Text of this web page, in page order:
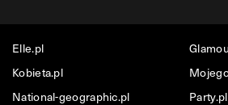
Elle.pl
Kobieta.pl
National-geographic.pl
Party.pl